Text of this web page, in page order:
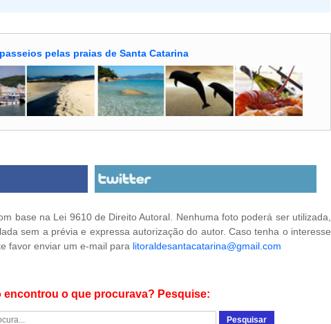
pelas praias de Santa Catarina
base na Lei 9610 de Direito Autoral. Nenhuma foto poderá ser utilizada,
sem a prévia e expressa autorização do autor. Caso tenha o interesse
favor enviar um e-mail para litoraldesantacatarina@gmail.com
encontrou o que procurava? Pesquise: